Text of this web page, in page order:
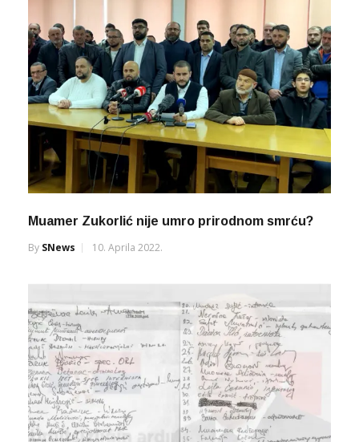
Muamer Zukorlić nije umro prirodnom smrću?
By SNews 10. Aprila 2022.